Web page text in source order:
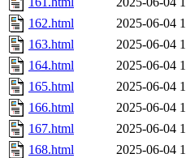
162.html
2025-06-04
163.html
2025-06-04
164.html
2025-06-04
165.html
2025-06-04
166.html
2025-06-04
167.html
2025-06-04
168.html
2025-06-04